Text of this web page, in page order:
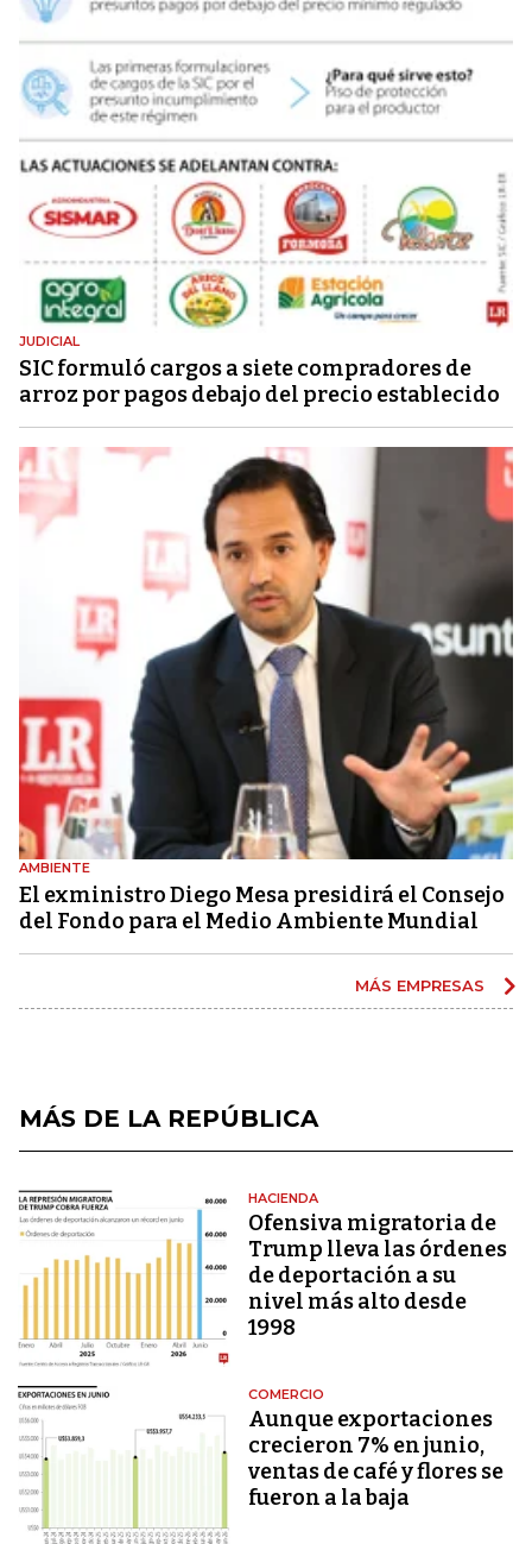
JUDICIAL
SIC formuló cargos a siete compradores de
arroz por pagos debajo del precio establecido
AMBIENTE
El exministro Diego Mesa presidirá el Consejo
del Fondo para el Medio Ambiente Mundial
MÁS EMPRESAS
MÁS DE LA REPÚBLICA
HACIENDA
Ofensiva migratoria de
Trump lleva las órdenes
de deportación a su
nivel más alto desde
1998
COMERCIO
Aunque exportaciones
crecieron 7% en junio,
ventas de café y flores se
fueron a la baja